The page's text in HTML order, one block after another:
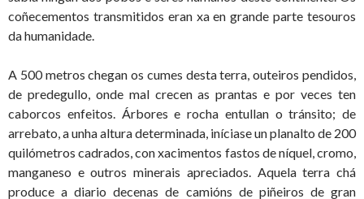
coñecementos transmitidos eran xa en grande parte tesouros
da humanidade.
A 500 metros chegan os cumes desta terra, outeiros pendidos,
de predegullo, onde mal crecen as prantas e por veces ten
caborcos enfeitos. Árbores e rocha entullan o tránsito; de
arrebato, a unha altura determinada, iníciase un planalto de 200
quilómetros cadrados, con xacimentos fastos de níquel, cromo,
manganeso e outros minerais apreciados. Aquela terra chá
produce a diario decenas de camións de piñeiros de gran